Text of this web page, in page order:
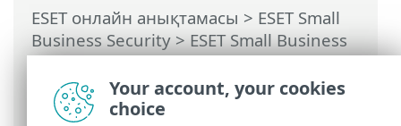
ESET онлайн анықтамасы > ESET Small
Business Security>ESET Small Business
Security бағдарламасымен жұмыс істеу
Реттеу >Желіні қорғау > Желілік
қосылымдар
Your account, your cookies
choice